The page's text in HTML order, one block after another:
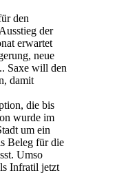
den
der
erwartet
neue
Saxe will den
damit
die bis
wurde im
um ein
Beleg für die
Umso
Infratil jetzt